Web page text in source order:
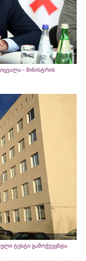
- მინისტრის
ტესტი გამოქვეყნდა